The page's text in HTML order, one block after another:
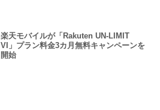
楽天モバイルが「Rakuten UN-LIMIT
VI」プラン料金3カ月無料キャンペーンを
開始